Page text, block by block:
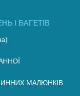
І БАГЕТІВ
МАЛЮНКІВ